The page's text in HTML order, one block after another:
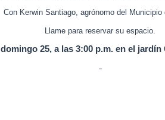
Con Kerwin Santiago, agrónomo del Municipio
Llame para reservar su espacio.
domingo 25, a las 3:00 p.m. en el jardín